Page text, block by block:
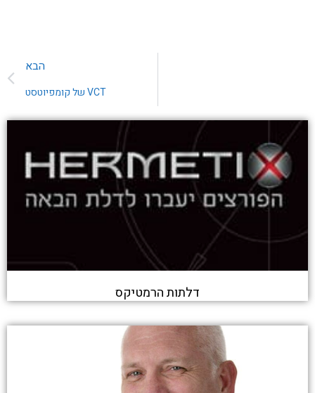
הבא
VCT של קומפיוטסט
דלתות הרמטיקס